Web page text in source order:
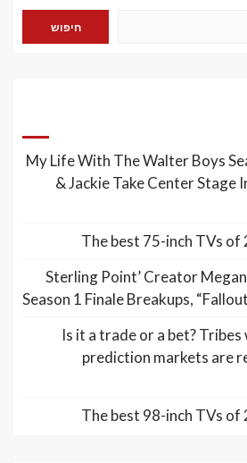
חיפוש
My Life With The Walter Boys
& Jackie Take Center Stage
The best 75-inch TVs
‘Sterling Point’ Creator
Season 1 Finale Breakups,
Is it a trade or a bet?
prediction markets are
The best 98-inch TVs